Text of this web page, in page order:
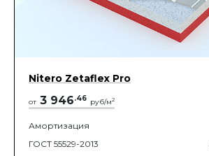
Nitero Zetaflex Pro
от 3 946.46 руб/м2
Амортизация
ГОСТ 55529-2013